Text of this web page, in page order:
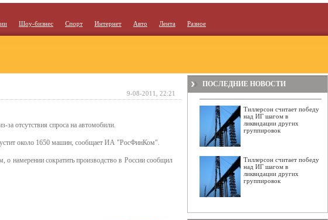
Шоу-бизнес Спорт Интернет Авто Лента Разное
отсутствия спроса на автомобили.
около 1650 машин, сообщает ИА "РосФинКом".
о намерении сократить производство в России сообщил
9-08-2011, 22:21
ПОСЛЕДНИЕ НОВОСТИ
Тиллерсон считает победу
над ИГ шагом в
ликвидации других
группировок
Тиллерсон считает победу
над ИГ шагом в
ликвидации других
группировок